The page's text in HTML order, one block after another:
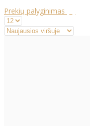
Prekių palyginimas